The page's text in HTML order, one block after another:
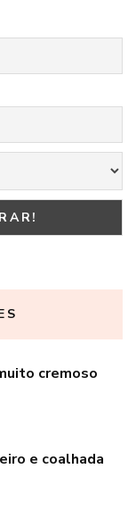
cremoso
e coalhada